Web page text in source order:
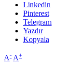
Linkedin
Pinterest
Telegram
Yazdır
Kopyala
A- A+